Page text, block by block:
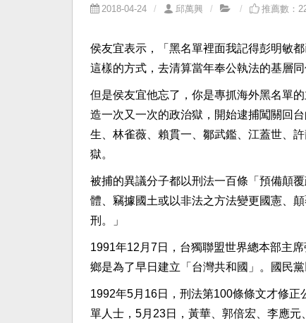
2018-04-24 邱萬興 推薦數：
侯友宜表示，「黑名單裡面我記得彭明敏
這樣的方式，去清算當年奉公執法的基層
但是侯友宜他忘了，你是專抓海外黑名單
造一次又一次的政治獄，開始逮捕闖關回
生、林雀薇、賴貫一、鄒武鑑、江蓋世、
獄。
被捕的異議分子都以刑法一百條「預備顛
體、竊據國土或以非法之方法變更國憲、
刑。」
1991年12月7日，台獨聯盟世界總本部主
鄉是為了早日建立「台灣共和國」。國民
1992年5月16日，刑法第100條條文才修
單人士，5月23日，黃華、郭倍宏、李應